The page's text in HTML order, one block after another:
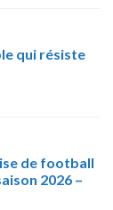
qui résiste
de football
2026 –